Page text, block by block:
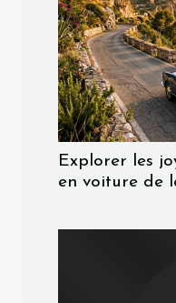
Explorer les
en voiture de